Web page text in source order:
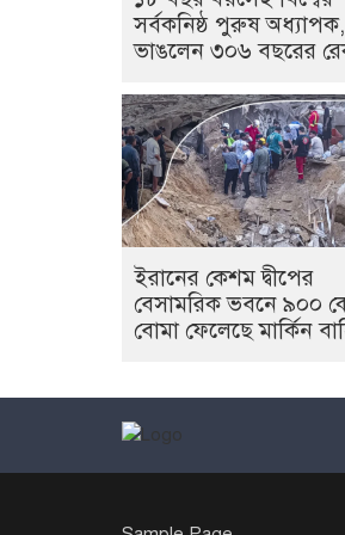
সর্বকনিষ্ঠ পুরুষ অধ্যাপক,
ভাঙলেন ৩০৬ বছরের
ইরানের কেশম দ্বীপের
বেসামরিক ভবনে ৯০০
বোমা ফেলেছে মার্কিন